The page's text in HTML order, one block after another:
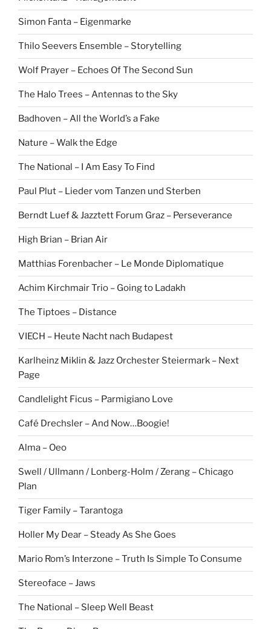
Simon Fanta – Eigenmarke
Thilo Seevers Ensemble – Storytelling
Wolf Prayer – Echoes Of The Second Sun
The Halo Trees – Antennas to the Sky
Badhoven – All the World’s a Fake
Nature – Walk the Edge
The National – I Am Easy To Find
Paul Plut – Lieder vom Tanzen und Sterben
Berndt Luef & Jazztett Forum Graz – Perseverance
High Brian – Brian Air
Matthias Forenbacher – Le Monde Diplomatique
Achim Kirchmair Trio – Going to Ladakh
The Tiptoes – Distance
VIECH – Heute Nacht nach Budapest
Karlheinz Miklin & Jazz Orchester Steiermark – Next
Page
Candlelight Ficus – Parmigiano Love
Café Drechsler – And Now…Boogie!
Alma – Oeo
Swell / Ullmann / Lonberg-Holm / Zerang – Chicago
Plan
Tiger Family – Tarantoga
Holler My Dear – Steady As She Goes
Mario Rom’s Interzone – Truth Is Simple To Consume
Stereoface – Jaws
The National – Sleep Well Beast